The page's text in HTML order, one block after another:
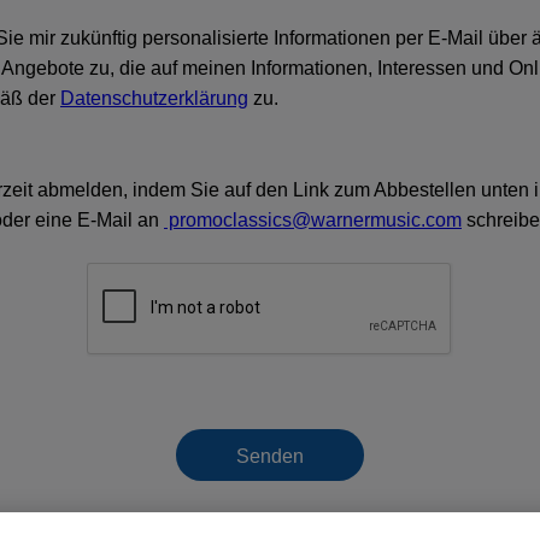
mir zukünftig personalisierte Informationen per E-Mail über
zu, die auf meinen Informationen, Interessen und
der Datenschutzerklärung zu.
abmelden, indem Sie auf den Link zum Abbestellen unten
eine E-Mail an promoclassics@warnermusic.com